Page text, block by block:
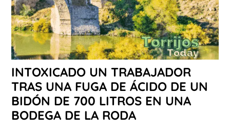
INTOXICADO UN TRABAJADOR
TRAS UNA FUGA DE ÁCIDO DE UN
BIDÓN DE 700 LITROS EN UNA
BODEGA DE LA RODA